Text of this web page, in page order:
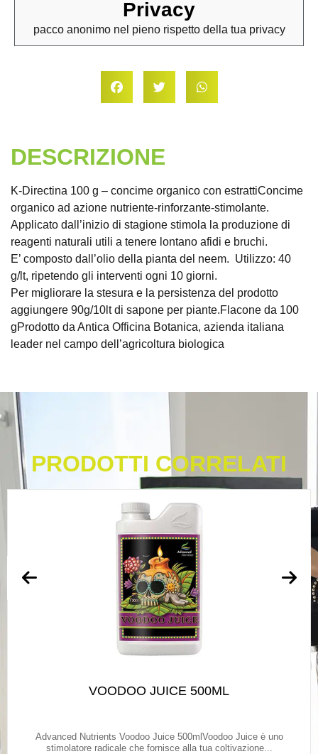
Privacy
pacco anonimo nel pieno rispetto della tua privacy
DESCRIZIONE
K-Directina 100 g – concime organico con estrattiConcime
organico ad azione nutriente-rinforzante-stimolante.
Applicato dall’inizio di stagione stimola la produzione di
reagenti naturali utili a tenere lontano afidi e bruchi.
E’ composto dall’olio della pianta del neem. Utilizzo: 40
g/lt, ripetendo gli interventi ogni 10 giorni.
Per migliorare la stesura e la persistenza del prodotto
aggiungere 90g/10lt di sapone per piante.Flacone da 100
gProdotto da Antica Officina Botanica, azienda italiana
leader nel campo dell’agricoltura biologica
PRODOTTI CORRELATI
VOODOO JUICE 500ML
Advanced Nutrients Voodoo Juice 500mlVoodoo Juice è uno
stimolatore radicale che fornisce alla tua coltivazione...